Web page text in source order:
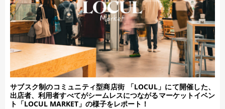
サブスク制のコミュニティ型商店街 「LOCUL」にて開催した、
出店者、利用者すべてがシームレスにつながるマーケットイベン
ト「LOCUL MARKET」の様子をレポート！